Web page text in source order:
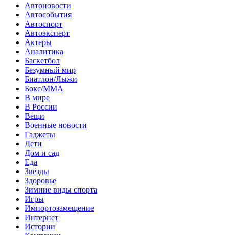
Автоновости
Автособытия
Автоспорт
Автоэксперт
Актеры
Аналитика
Баскетбол
Безумный мир
Биатлон/Лыжи
Бокс/MMA
В мире
В России
Вещи
Военные новости
Гаджеты
Дети
Дом и сад
Еда
Звёзды
Здоровье
Зимние виды спорта
Игры
Импортозамещение
Интернет
Истории